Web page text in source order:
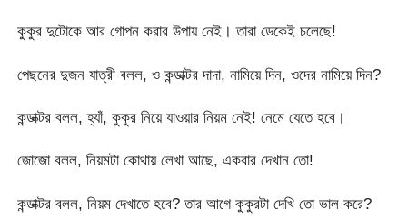
কুকুর দুটোকে আর গোপন করার উপায় নেই। তারা ডেকেই চলেছে!
পেছনের দুজন যাত্রী বলল, ও কন্ডাক্টর দাদা, নামিয়ে দিন, ওদের নামিয়ে দিন?
কন্ডাক্টর বলল, হ্যাঁ, কুকুর নিয়ে যাওয়ার নিয়ম নেই! নেমে যেতে হবে।
জোজো বলল, নিয়মটা কোথায় লেখা আছে, একবার দেখান তো!
কন্ডাক্টর বলল, নিয়ম দেখাতে হবে? তার আগে কুকুরটা দেখি তো ভাল করে?